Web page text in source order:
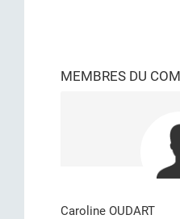
MEMBRES DU
Caroline OUDART